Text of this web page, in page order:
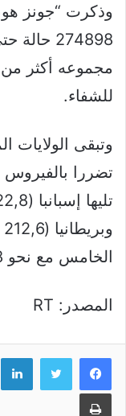
وذكرت “جونز
274898
للشفاء.
وتبقى الولايات
الخامس مع نحو 188 ألف إصابة.
المصدر: RT
طباعة